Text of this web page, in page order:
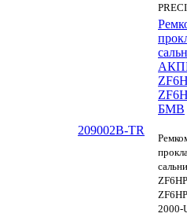
209002B-TR
БМВ
2000-